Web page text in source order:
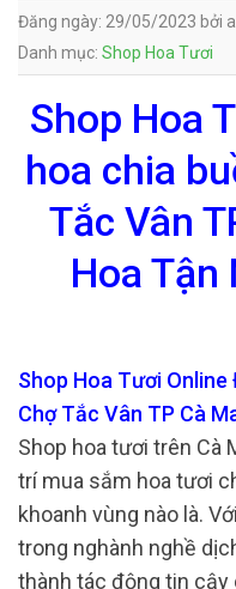
Đăng ngày: 29/05/2023 bởi
Danh mục: Shop Hoa Tươi
Shop Hoa
hoa chia
Tắc Vân
Hoa Tận
Shop Hoa Tươi
Chợ Tắc Vân TP Cà
Shop hoa tươi trên Cà
trí mua sắm hoa tươi
khoanh vùng nào là.
trong nghành nghề
thành tác động tin